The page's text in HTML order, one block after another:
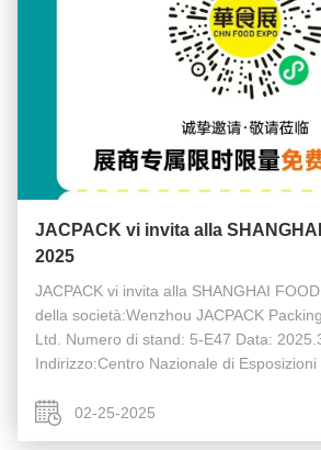
JACPACK vi invita alla
2025
JACPACK vi invita alla SHANGHAI
della società:Wenzhou JACPACK
Ltd. Numero di stand: 5-E47 Data:
Indirizzo:Centro Nazionale di Esposizioni
02-25-2025